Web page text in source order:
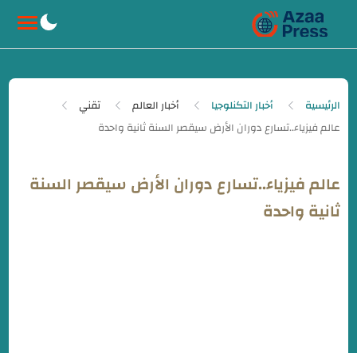
الرئيسية أخبار التكنلوجيا أخبار العالم تقني
عالم فيزياء..تسارع دوران الأرض سيقصر السنة
ثانية واحدة